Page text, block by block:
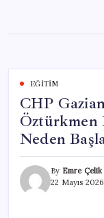
content
EĞITIM
CHP
Öztürkmen
Neden
By Emre Çelik
22 Mayıs 2026